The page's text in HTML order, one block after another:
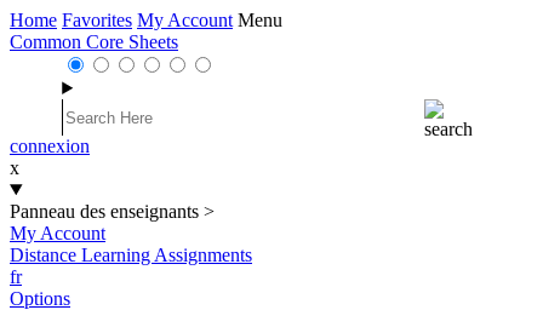
Home Favorites My Account Menu
Common Core Sheets
connexion
x
Panneau des enseignants >
My Account
Distance Learning Assignments
fr
Options